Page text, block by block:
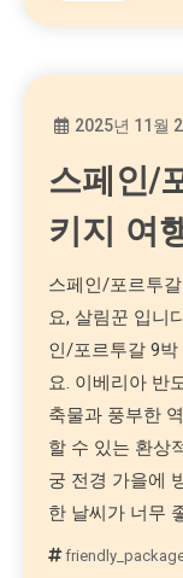
2025년 11월
스페인/
키지 여
스페인/포르투
요, 살림꾼 입니
인/포르투갈 9박
요. 이베리아 반
축물과 풍부한
할 수 있는 환상
궁 전경 가을에
한 날씨가 너무